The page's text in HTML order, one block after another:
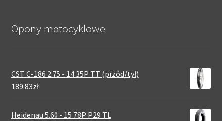
Opony motocyklowe
CST C-186 2.75 - 14 35P TT (przód/tył)
189.83zł
Heidenau 5.60 - 15 78P P29 TL